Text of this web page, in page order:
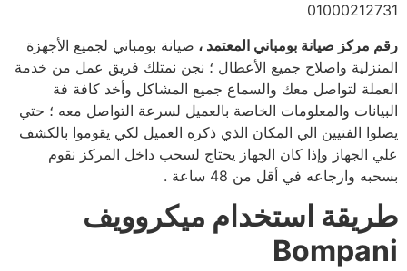
01000212731
رقم مركز صيانة بومباني المعتمد ، صيانة بومباني لجميع الأجهزة
المنزلية واصلاح جميع الأعطال ؛ نجن نمتلك فريق عمل من خدمة
العملة لتواصل معك والسماع جميع المشاكل وأخد كافة فة
البيانات والمعلومات الخاصة بالعميل لسرعة التواصل معه ؛ حتي
يصلوا الفنيين الي المكان الذي ذكره العميل لكي يقوموا بالكشف
علي الجهاز وإذا كان الجهاز يحتاج لسحب داخل المركز نقوم
بسحبه وارجاعه في أقل من 48 ساعة .
طريقة استخدام ميكروويف
Bompani